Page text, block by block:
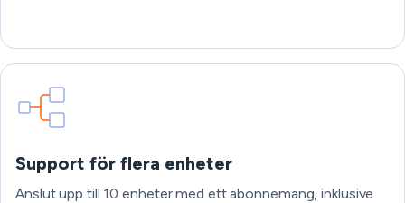
Support för flera enheter
Anslut upp till 10 enheter med ett abonnemang, inklusive